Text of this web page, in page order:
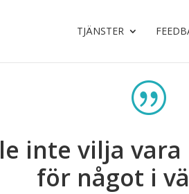
TJÄNSTER
|
inte vilja
för något i